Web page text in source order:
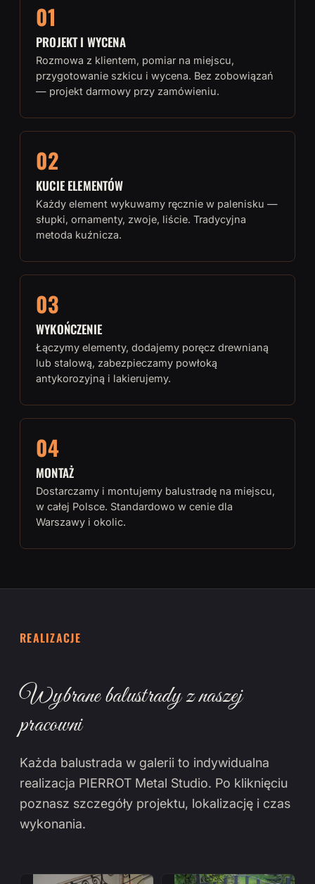
01
PROJEKT I WYCENA
Rozmowa z klientem, pomiar na miejscu,
przygotowanie szkicu i wycena. Bez zobowiązań
— projekt darmowy przy zamówieniu.
02
KUCIE ELEMENTÓW
Każdy element wykuwamy ręcznie w palenisku —
słupki, ornamenty, zwoje, liście. Tradycyjna
metoda kuźnicza.
03
WYKOŃCZENIE
Łączymy elementy, dodajemy poręcz drewnianą
lub stalową, zabezpieczamy powłoką
antykorozyjną i lakierujemy.
04
MONTAŻ
Dostarczamy i montujemy balustradę na miejscu,
w całej Polsce. Standardowo w cenie dla
Warszawy i okolic.
REALIZACJE
Wybrane balustrady z naszej
pracowni
Każda balustrada w galerii to indywidualna
realizacja PIERROT Metal Studio. Po kliknięciu
poznasz szczegóły projektu, lokalizację i czas
wykonania.